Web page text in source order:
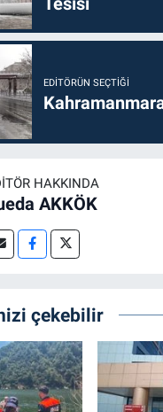
EDITÖRÜN SEÇTIĞI
HAKKINDA
AKKÖK
çekebilir